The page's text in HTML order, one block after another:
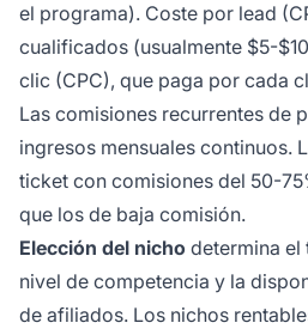
el programa). Coste por lead
cualificados (usualmente $5-
clic (CPC), que paga por cada
Las comisiones recurrentes de
ingresos mensuales continuos.
ticket con comisiones del 50-
que los de baja comisión.
Elección del nicho determina el
nivel de competencia y la
de afiliados. Los nichos